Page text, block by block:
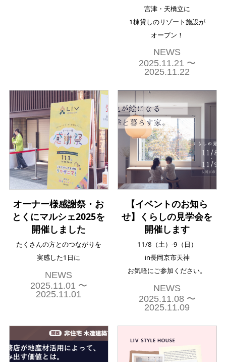
宮津・天橋立に
1棟貸しのリゾート施設が
オープン！
NEWS
2025.11.21 〜
2025.11.22
オーナー様感謝祭・お
とくにマルシェ2025を
開催しました
たくさんの方とのつながりを
実感した1日に
NEWS
2025.11.01 〜
2025.11.01
【イベントのお知ら
せ】くらしの見学会を
開催します
11/8（土）-9（日）
in長岡京市天神
お気軽にご参加ください。
NEWS
2025.11.08 〜
2025.11.09